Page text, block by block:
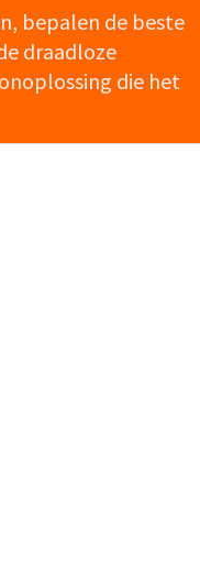
bepalen de beste
draadloze
die het